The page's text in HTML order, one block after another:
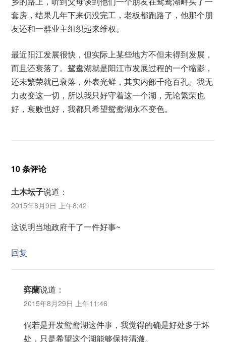
套房，结果几年下来仍没完工，老板都跑路了，他那个朋
友还和一群业主组织起来维权。
最近阳江发展很快，但实际上某些地方不但未得到发展，
而且还衰落了。鸳鸯湖就是阳江市发展过程的一个缩影，
还未繁荣就已衰落，外表光鲜，其实内部千疮百孔。我无
力改变这一切，所以我只好守着这一个湖，无论繁荣也
好，衰败也好，我都只希望鸳鸯湖永不变色。
10 条评论
土木坛子说道：
2015年8月9日 上午8:42
这说明当地政府干了一件好事~
回复
弈蘭说道：
2015年8月29日 上午11:46
倘若是开发鸳鸯湖这件事，我觉得的确是好处多于坏
处，只是希望这个湖能够保持清澈。